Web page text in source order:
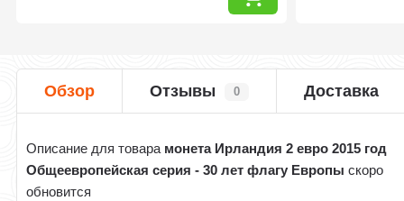
Обзор Отзывы 0 Доставка
Описание для товара монета Ирландия 2 евро 2015 год
Общеевропейская серия - 30 лет флагу Европы скоро
обновится